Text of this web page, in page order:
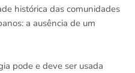
histórica das comunidades
a ausência de um
pode e deve ser usada